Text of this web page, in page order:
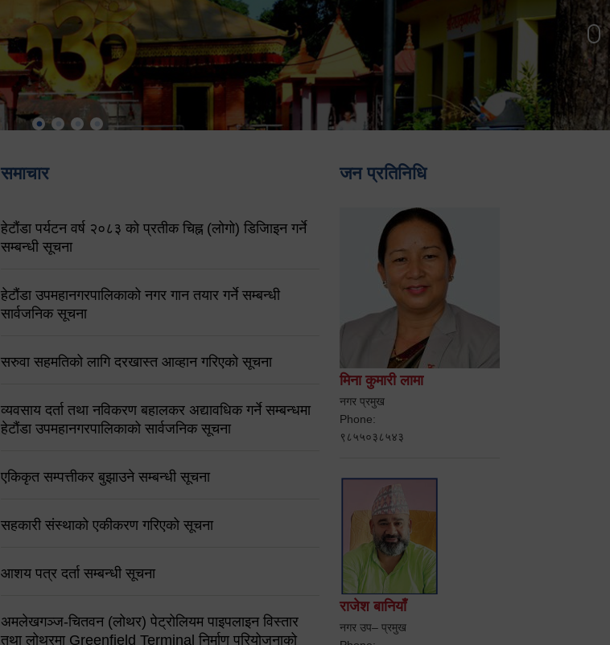
समाचार
हेटौंडा पर्यटन वर्ष २०८३ को प्रतीक चिह्न (लोगो) डिजिाइन गर्ने
सम्बन्धी सूचना
हेटौंडा उपमहानगरपालिकाको नगर गान तयार गर्ने सम्बन्धी
सार्वजनिक सूचना
सरुवा सहमतिको लागि दरखास्त आव्हान गरिएको सूचना
व्यवसाय दर्ता तथा नविकरण बहालकर अद्यावधिक गर्ने सम्बन्धमा
हेटौंडा उपमहानगरपालिकाको सार्वजनिक सूचना
एकिकृत सम्पत्तीकर बुझाउने सम्बन्धी सूचना
सहकारी संस्थाको एकीकरण गरिएको सूचना
आशय पत्र दर्ता सम्बन्धी सूचना
अमलेखगञ्ज-चितवन (लोथर) पेट्रोलियम पाइपलाइन विस्तार
तथा लोथरमा Greenfield Terminal निर्माण परियोजनाको
जन प्रतिनिधि
मिना कुमारी लामा
नगर प्रमुख
Phone:
९८५५०३८५४३
राजेश बानियाँ
नगर उप– प्रमुख